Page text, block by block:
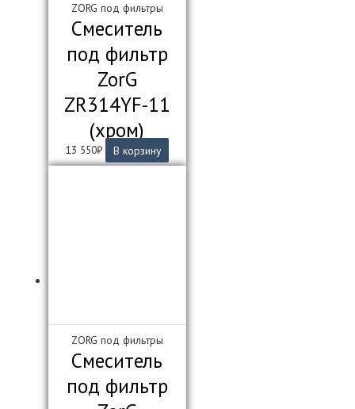
ZORG под фильтры
Смеситель
под фильтр
ZorG
ZR314YF-11
(хром)
13 550₽ В корзину
ZORG под фильтры
Смеситель
под фильтр